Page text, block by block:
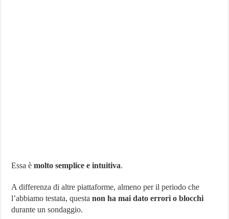
Essa èmolto semplice e intuitiva.
A differenza di altre piattaforme, almeno per il periodo che
l’abbiamo testata, questanon ha mai dato errori o blocchi
durante un sondaggio.